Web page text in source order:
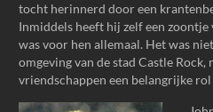
tocht herinnerd door een
Inmiddels heeft hij zelf een
was voor hen allemaal. Het was
omgeving van de stad Castle
vriendschappen een belangrijke rol